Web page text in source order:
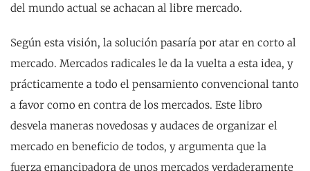
del mundo actual se achacan al libre mercado.
Según esta visión, la solución pasaría por atar en corto al
mercado. Mercados radicales le da la vuelta a esta idea, y
prácticamente a todo el pensamiento convencional tanto
a favor como en contra de los mercados. Este libro
desvela maneras novedosas y audaces de organizar el
mercado en beneficio de todos, y argumenta que la
fuerza emancipadora de unos mercados verdaderamente